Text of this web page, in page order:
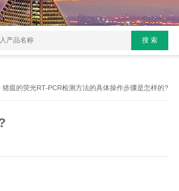
猪瘟的荧光RT-PCR检测方法的具体操作步骤是怎样的?